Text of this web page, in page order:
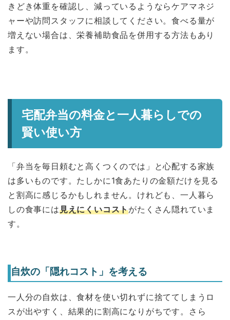
きどき体重を確認し、減っているようならケアマネジ
ャーや訪問スタッフに相談してください。食べる量が
増えない場合は、栄養補助食品を併用する方法もあり
ます。
宅配弁当の料金と一人暮らしでの
賢い使い方
「弁当を毎日頼むと高くつくのでは」と心配する家族
は多いものです。たしかに1食あたりの金額だけを見る
と割高に感じるかもしれません。けれども、一人暮ら
しの食事には見えにくいコストがたくさん隠れていま
す。
自炊の「隠れコスト」を考える
一人分の自炊は、食材を使い切れずに捨ててしまうロ
スが出やすく、結果的に割高になりがちです。さら